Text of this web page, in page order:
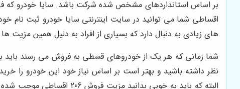
اقساطی شما می توانید در سایت اینترنتی سایا خودرو ثبت
‌های زیادی به دنبال دارد که بسیاری از افراد به دلیل همین مزیت
نظر داشته باشید و بهتر است بر اساس نیاز خود این خودرو را
البته که باید به خوبی